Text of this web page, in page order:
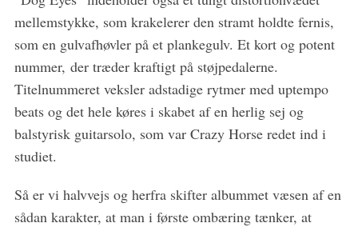
mellemstykke, som krakelerer den stramt holdte fernis,
som en gulvafhøvler på et plankegulv. Et kort og potent
nummer, der træder kraftigt på støjpedalerne.
Titelnummeret veksler adstadige rytmer med uptempo
beats og det hele køres i skabet af en herlig sej og
balstyrisk guitarsolo, som var Crazy Horse redet ind i
studiet.
Så er vi halvvejs og herfra skifter albummet væsen af en
sådan karakter, at man i første ombæring tænker, at